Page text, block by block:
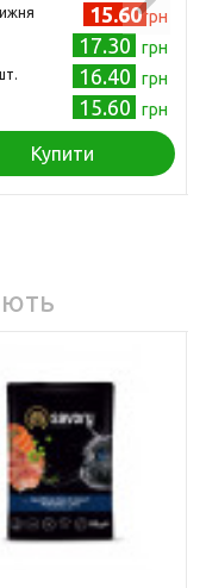
15.60грн
17.30 грн
16.40 грн
15.60 грн
Купити